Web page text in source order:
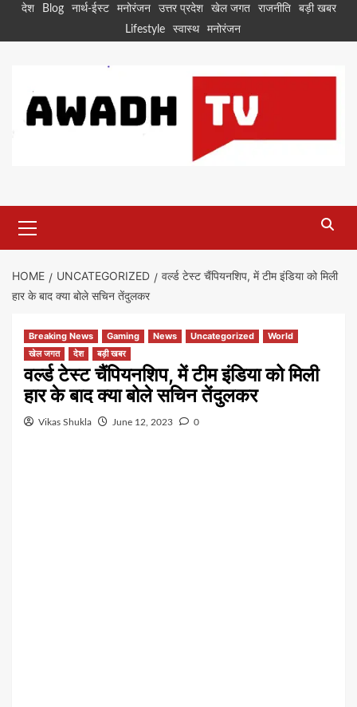
Skipदेश Blog नार्थ-ईस्ट मनोरंजन उत्तर प्रदेश खेल जगत राजनीति
बड़ी खबर
Lifestyle
स्वास्थ मनोरंजन
Menu
HOME UNCATEGORIZED
वर्ल्ड टेस्ट चैंपियनशिप, में टीम इंडिया को मिली
हार के बाद क्या बोले सचिन तेंदुलकर
Breaking News Gaming News Uncategorized
World
खेल जगत
देश बड़ी खबर
वर्ल्ड टेस्ट चैंपियनशिप, में टीम इंडिया को मिली
हार के बाद क्या बोले सचिन तेंदुलकर
Vikas Shukla June 12, 2023 0